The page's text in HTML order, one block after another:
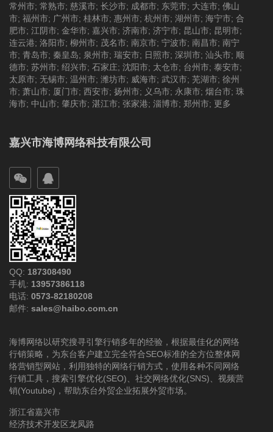
常州市; 常熟市; 慈溪市; 长沙市; 成都市; 东莞市; 大连市; 佛山
市; 福州市; 广州市; 桂林市; 惠州市; 杭州市; 湖州市; 海宁市; 合
肥市; 江阴市; 金华市; 嘉兴市; 济南市; 济宁市; 昆山市; 昆明市;
连云港; 洛阳市; 柳州市; 茂名市; 南京市; 宁波市; 南昌市; 南宁
市; 青岛市; 秦皇岛; 泉州市; 瑞安市; 日照市; 深圳市; 汕头市; 顺
德市; 苏州市; 绍兴市; 石家庄; 沈阳市; 太仓市; 台州市; 泰安市;
太原市; 无锡市; 温州市; 潍坊市; 威海市; 武汉市; 芜湖市; 徐州
市; 萧山市; 厦门市; 西安市; 扬州市; 义乌市; 永康市; 烟台市; 珠
海市; 中山市; 肇庆市; 湛江市; 张家港; 淄博市; 郑州市; 更多
嘉兴市海博网络科技有限公司
QQ: 187308490
手机: 13957386118
电话: 0573-82180208
邮件: sales@haibo.com.cn
海博网络以研究搜寻引擎行销多年的经验，根据最佳化的网络
行销策略，为东台客户建立完全符合SEO标准的全方位整体网
络营销型网站，利用独特的网络行销方式，使用各种不同网络
行销工具，搜索引擎优化(SEO)、社交网络优化(SNS)、视频营
销(Youtube)，帮助东台外贸企业拓展外贸市场。
浙江省嘉兴市
经济技术开发区龙凤路